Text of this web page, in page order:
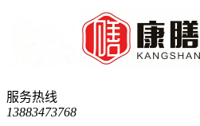
服务热线
13883473768